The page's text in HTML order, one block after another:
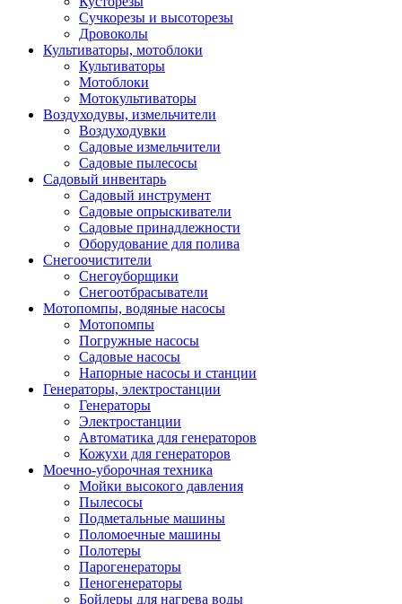
Сучкорезы и высоторезы
Дровоколы
Культиваторы, мотоблоки
Культиваторы
Мотоблоки
Мотокультиваторы
Воздуходувы, измельчители
Воздуходувки
Садовые измельчители
Садовые пылесосы
Садовый инвентарь
Садовый инструмент
Садовые опрыскиватели
Садовые принадлежности
Оборудование для полива
Снегоочистители
Снегоуборщики
Снегоотбрасыватели
Мотопомпы, водяные насосы
Мотопомпы
Погружные насосы
Садовые насосы
Напорные насосы и станции
Генераторы, электростанции
Генераторы
Электростанции
Автоматика для генераторов
Кожухи для генераторов
Моечно-уборочная техника
Мойки высокого давления
Пылесосы
Подметальные машины
Поломоечные машины
Полотеры
Парогенераторы
Пеногенераторы
Бойлеры для нагрева воды